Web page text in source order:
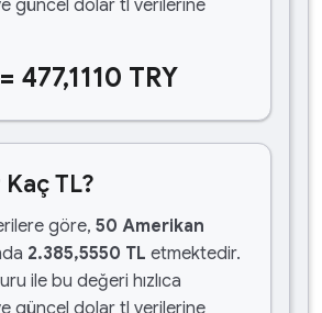
güncel dolar tl verilerine
477,1110 TRY
TL?
göre, 50 Amerikan
2.385,5550 TL etmektedir.
ile bu değeri hızlıca
güncel dolar tl verilerine